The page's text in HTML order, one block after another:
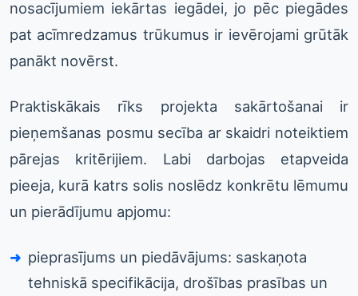
nosacījumiem iekārtas iegādei, jo pēc piegādes
pat acīmredzamus trūkumus ir ievērojami grūtāk
panākt novērst.
Praktiskākais rīks projekta sakārtošanai ir
pieņemšanas posmu secība ar skaidri noteiktiem
pārejas kritērijiem. Labi darbojas etapveida
pieeja, kurā katrs solis noslēdz konkrētu lēmumu
un pierādījumu apjomu:
pieprasījums un piedāvājums: saskaņota
tehniskā specifikācija, drošības prasības un